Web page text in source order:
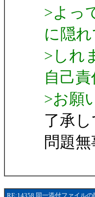
>よっ
に隠
>しれ
自己
>お願
了承
問題無
RE:14358 同一添付ファイルの